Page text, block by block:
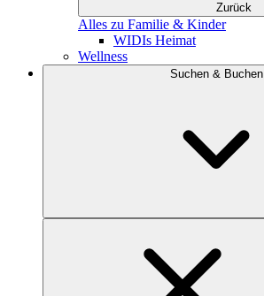
Zurück
Alles zu Familie & Kinder
WIDIs Heimat
Wellness
Suchen & Buchen